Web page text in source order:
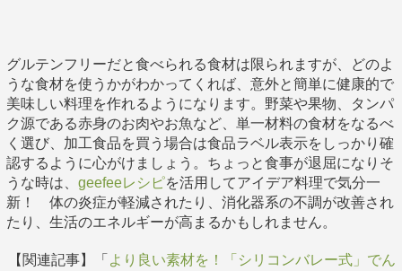
グルテンフリーだと食べられる食材は限られますが、どのよ
うな食材を使うかがわかってくれば、意外と簡単に健康的で
美味しい料理を作れるようになります。野菜や果物、タンパ
ク源である赤身のお肉やお魚など、単一材料の食材をなるべ
く選び、加工食品を買う場合は食品ラベル表示をしっかり確
認するように心がけましょう。ちょっと食事が退屈になりそ
うな時は、 geefeeレシピを活用してアイデア料理で気分一
新！ 体の炎症が軽減されたり、消化器系の不調が改善され
たり、生活のエネルギーが高まるかもしれません。
【関連記事】「 より良い素材を！「シリコンバレー式」でん